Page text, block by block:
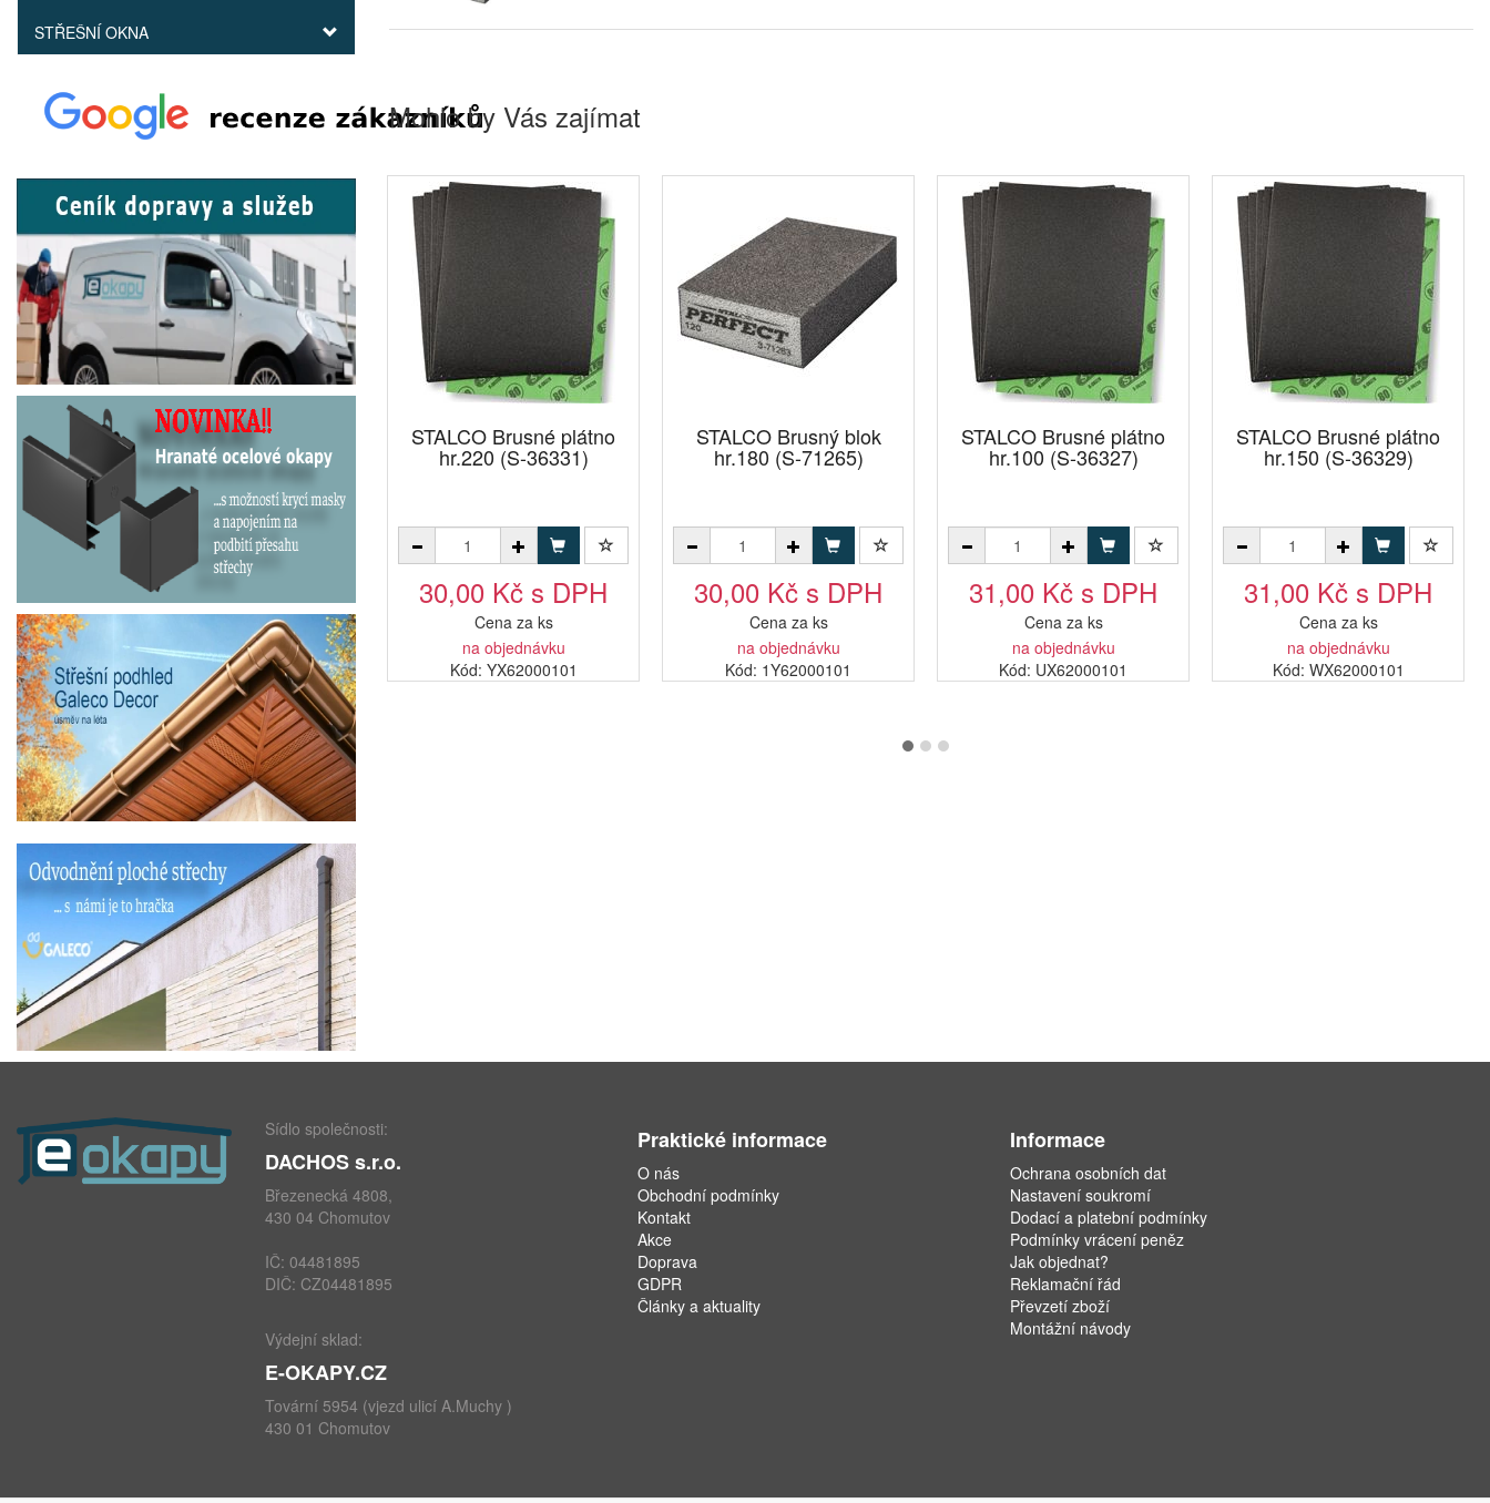
STŘEŠNÍ OKNA
Mohlo by Vás zajímat
STALCO Brusné plátno
hr.220 (S-36331)
30,00 Kč s DPH
Cena za ks
na objednávku
Kód: YX62000101
STALCO Brusný blok
hr.180 (S-71265)
30,00 Kč s DPH
Cena za ks
na objednávku
Kód: 1Y62000101
STALCO Brusné plátno
hr.100 (S-36327)
31,00 Kč s DPH
Cena za ks
na objednávku
Kód: UX62000101
STALCO Brusné plátno
hr.150 (S-36329)
31,00 Kč s DPH
Cena za ks
na objednávku
Kód: WX62000101
Sídlo společnosti:
DACHOS s.r.o.
Březenecká 4808,
430 04 Chomutov
IČ: 04481895
DIČ: CZ04481895
Výdejní sklad:
E-OKAPY.CZ
Tovární 5954 (vjezd ulicí A.Muchy )
430 01 Chomutov
Praktické informace
O nás
Obchodní podmínky
Kontakt
Akce
Doprava
GDPR
Články a aktuality
Informace
Ochrana osobních dat
Nastavení soukromí
Dodací a platební podmínky
Podmínky vrácení peněz
Jak objednat?
Reklamační řád
Převzetí zboží
Montážní návody